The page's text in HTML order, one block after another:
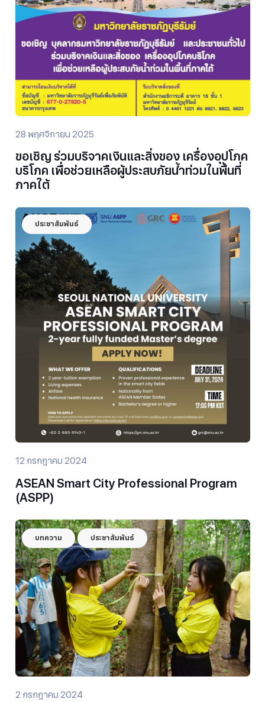
28 พฤศจิกายน 2025
ขอเชิญ ร่วมบริจาคเงินและสิ่งของ เครื่องอุปโภค
บริโภค เพื่อช่วยเหลือผู้ประสบภัยน้ำท่วมในพื้นที่
ภาคใต้
ประชาสัมพันธ์
12 กรกฎาคม 2024
ASEAN Smart City Professional Program
(ASPP)
บทความ ประชาสัมพันธ์
2 กรกฎาคม 2024